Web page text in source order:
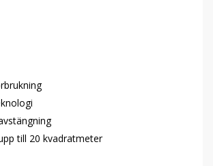
till 20 kvadratmeter